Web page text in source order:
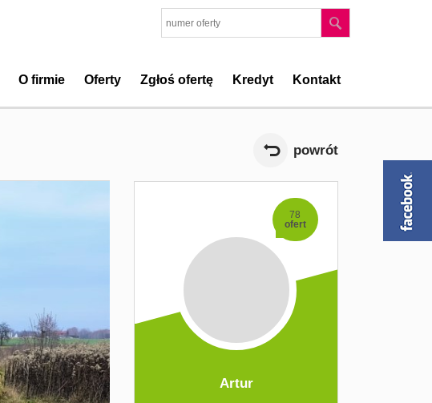
O firmie Oferty Zgłoś ofertę Kredyt Kontakt
powrót
78
ofert
Artur